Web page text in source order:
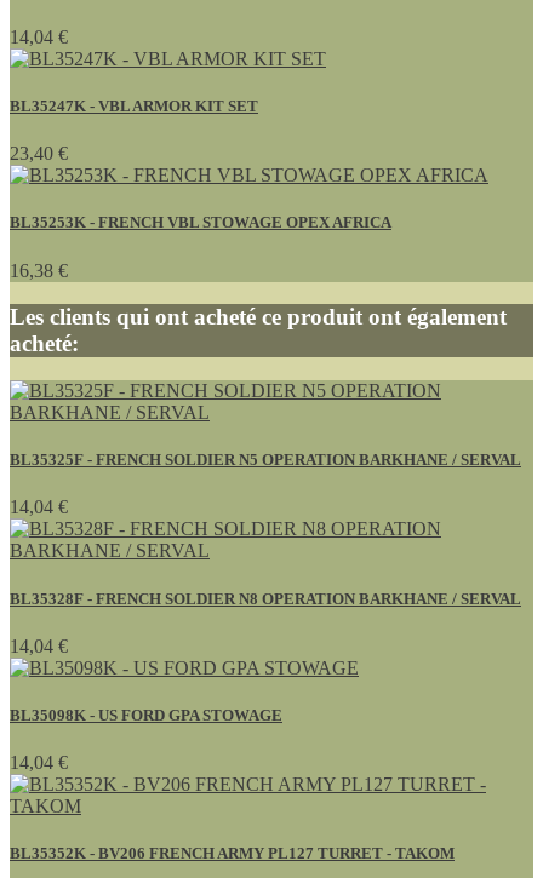
14,04 €
BL35247K - VBL ARMOR KIT SET
23,40 €
BL35253K - FRENCH VBL STOWAGE OPEX AFRICA
16,38 €
Les clients qui ont acheté ce produit ont également
acheté:
BL35325F - FRENCH SOLDIER N5 OPERATION BARKHANE / SERVAL
14,04 €
BL35328F - FRENCH SOLDIER N8 OPERATION BARKHANE / SERVAL
14,04 €
BL35098K - US FORD GPA STOWAGE
14,04 €
BL35352K - BV206 FRENCH ARMY PL127 TURRET - TAKOM